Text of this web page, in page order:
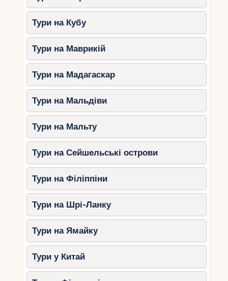
насолодитися моментами щастя на цьому
чудовому острові!
Тури на Кубу
Тури на Маврикій
Тури на Мадагаскар
Тури на Мальдіви
Тури на Мальту
Тури на Сейшельські острови
Тури на Філіппіни
Тури на Шрі-Ланку
Тури на Ямайку
Тури у Китай